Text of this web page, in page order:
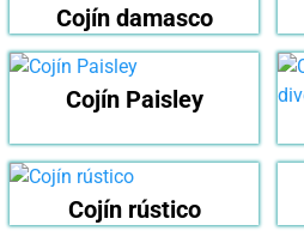
Cojín damasco
Cojín Paisley
Cojín rústico